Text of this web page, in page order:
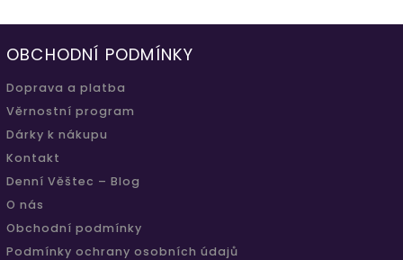
OBCHODNÍ PODMÍNKY
Doprava a platba
Věrnostní program
Dárky k nákupu
Kontakt
Denní Věštec – Blog
O nás
Obchodní podmínky
Podmínky ochrany osobních údajů